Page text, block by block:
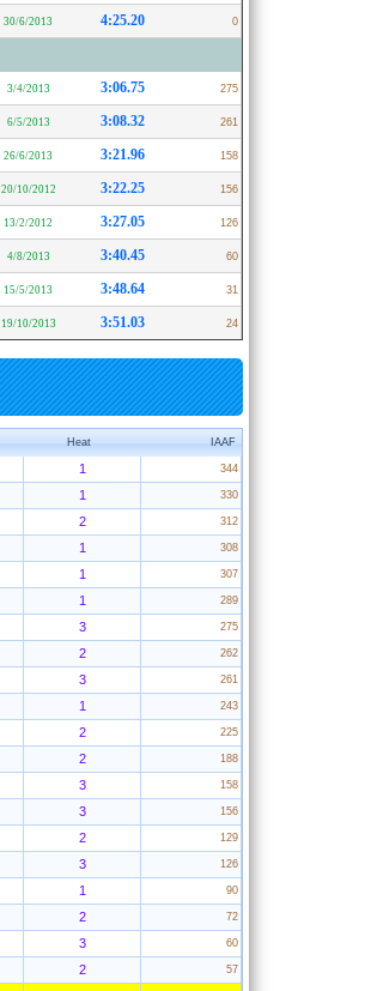
30/6/2013 4:25.20 0
3/4/2013 3:06.75 275
6/5/2013 3:08.32 261
26/6/2013 3:21.96 158
20/10/2012 3:22.25 156
13/2/2012 3:27.05 126
4/8/2013 3:40.45 60
15/5/2013 3:48.64 31
19/10/2013 3:51.03 24
Heat IAAF
1 344
1 330
2 312
1 308
1 307
1 289
3 275
2 262
3 261
1 243
2 225
2 188
3 158
3 156
2 129
3 126
1 90
2 72
3 60
2 57